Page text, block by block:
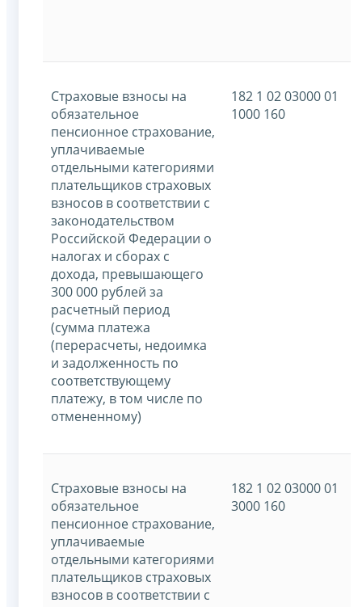
Страховые взносы на
обязательное
пенсионное страхование,
уплачиваемые
отдельными категориями
плательщиков страховых
взносов в соответствии с
законодательством
Российской Федерации о
налогах и сборах с
дохода, превышающего
300 000 рублей за
расчетный период
(сумма платежа
(перерасчеты, недоимка
и задолженность по
соответствующему
платежу, в том числе по
отмененному)
182 1 02 03000 01
1000 160
Страховые взносы на
обязательное
пенсионное страхование,
уплачиваемые
отдельными категориями
плательщиков страховых
взносов в соответствии с
182 1 02 03000 01
3000 160